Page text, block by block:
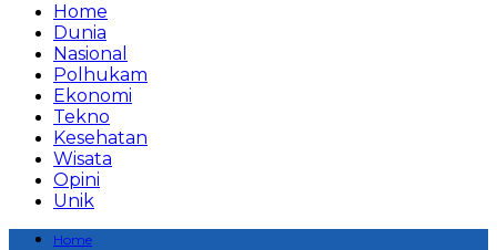
Home
Dunia
Nasional
Polhukam
Ekonomi
Tekno
Kesehatan
Wisata
Opini
Unik
Home